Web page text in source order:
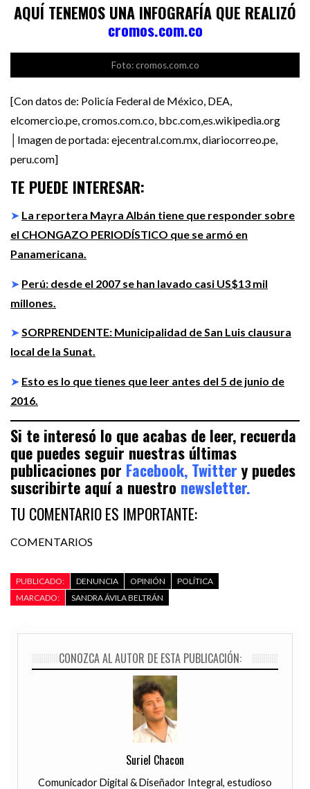
AQUÍ TENEMOS UNA INFOGRAFÍA QUE REALIZÓ
cromos.com.co
Foto: cromos.com.co
[Con datos de: Policía Federal de México, DEA,
elcomercio.pe, cromos.com.co, bbc.com,es.wikipedia.org
│Imagen de portada: ejecentral.com.mx, diariocorreo.pe,
peru.com]
TE PUEDE INTERESAR:
➤ La reportera Mayra Albán tiene que responder sobre
el CHONGAZO PERIODÍSTICO que se armó en
Panamericana.
➤ Perú: desde el 2007 se han lavado casi US$13 mil
millones.
➤ SORPRENDENTE: Municipalidad de San Luis clausura
local de la Sunat.
➤ Esto es lo que tienes que leer antes del 5 de junio de
2016.
Si te interesó lo que acabas de leer, recuerda
que puedes seguir nuestras últimas
publicaciones por Facebook, Twitter y puedes
suscribirte aquí a nuestro newsletter.
TU COMENTARIO ES IMPORTANTE:
COMENTARIOS
PUBLICADO: DENUNCIA OPINIÓN
POLÍTICA
MARCADO:
SANDRA ÁVILA BELTRÁN
CONOZCA AL AUTOR DE ESTA PUBLICACIÓN:
Suriel Chacon
Comunicador Digital & Diseñador Integral, estudioso